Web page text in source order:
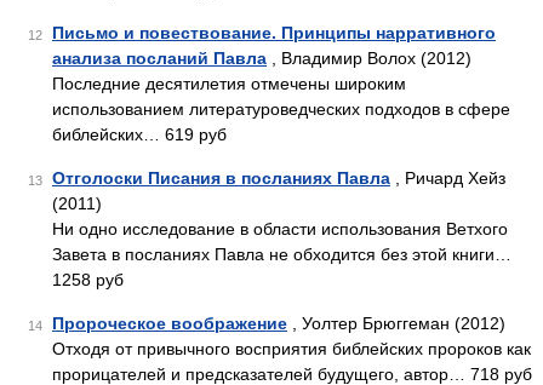
12
Письмо и повествование. Принципы нарративного
анализа посланий Павла , Владимир Волох (2012)
Последние десятилетия отмечены широким
использованием литературоведческих подходов в сфере
библейских… 619 руб
13 Отголоски Писания в посланиях Павла , Ричард Хейз
(2011)
Ни одно исследование в области использования Ветхого
Завета в посланиях Павла не обходится без этой книги…
1258 руб
14 Пророческое воображение , Уолтер Брюггеман (2012)
Отходя от привычного восприятия библейских пророков как
прорицателей и предсказателей будущего, автор… 718 руб